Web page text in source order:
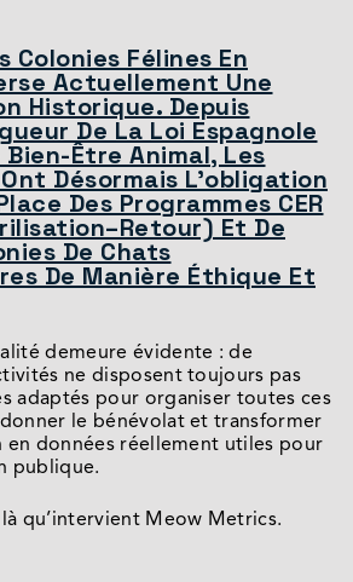
Colonies Félines En
Actuellement Une
Historique. Depuis
De La Loi Espagnole
Être Animal, Les
Désormais L’obligation
Des Programmes CER
Et De
De Chats
De Manière Éthique Et
demeure évidente : de
ne disposent toujours pas
adaptés pour organiser toutes ces
le bénévolat et transformer
données réellement utiles pour
publique.
qu’intervient Meow Metrics.